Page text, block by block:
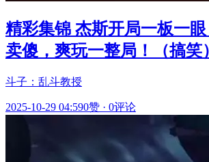
精彩集锦 杰斯开局一板一
卖傻，爽玩一整局！（搞笑）
斗子：乱斗教授
2025-10-29 04:590赞 · 0评论